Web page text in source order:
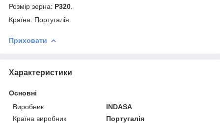
Розмір зерна: P320
Країна: Португалія.
Приховати
Характеристики
Основні
Виробник
INDASA
Країна виробник
Португалія